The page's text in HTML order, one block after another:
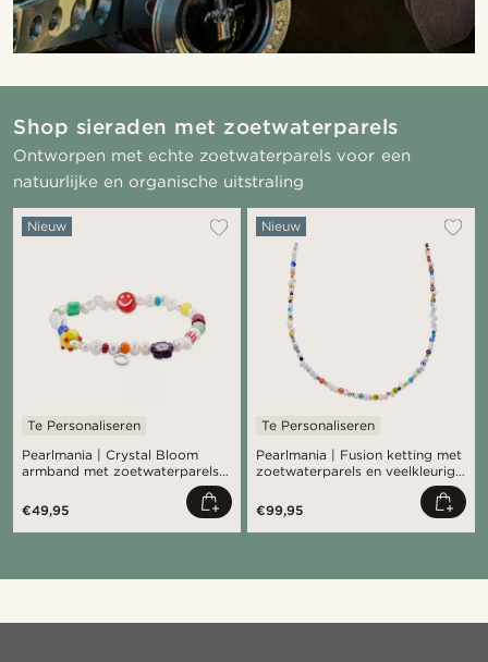
Shop sieraden met zoetwaterparels
Ontworpen met echte zoetwaterparels voor een
natuurlijke en organische uitstraling
Pearlmania | Crystal Bloom
armband met zoetwaterparels
en veelkleurige glazen kralen
Nieuw
Te Personaliseren
€49,95
Pearlmania | Fusion ketting met
zoetwaterparels en veelkleurige
Nieuw
Te Personaliseren
€99,95